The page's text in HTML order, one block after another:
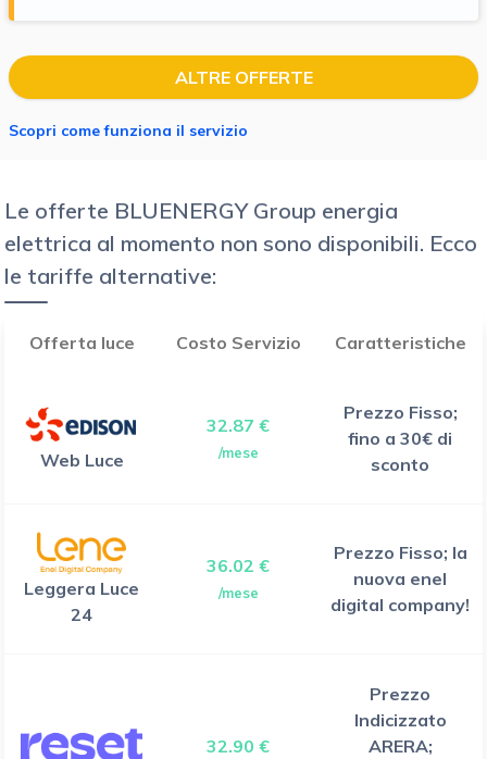
ALTRE OFFERTE
Scopri come funziona il servizio
Le offerte BLUENERGY Group energia
elettrica al momento non sono disponibili. Ecco
le tariffe alternative:
Offerta luce Costo Servizio Caratteristiche
Web Luce
32.87 €
/mese
Prezzo Fisso;
fino a 30€ di
sconto
Leggera Luce
24
36.02 €
/mese
Prezzo Fisso; la
nuova enel
digital company!
32.90 €
Prezzo
Indicizzato
ARERA;